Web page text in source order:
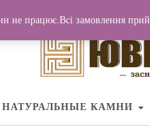
НАТУРАЛЬНЫЕ КАМНИ
не працює.Всі замовлення